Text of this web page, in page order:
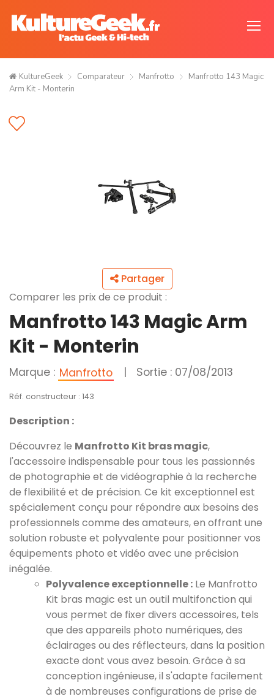
KultureGeek Comparateur Manfrotto
Manfrotto 143 Magic
Arm Kit - Monterin
Partager
Comparer les prix de ce produit :
Manfrotto 143 Magic Arm
Kit - Monterin
Marque : Manfrotto | Sortie : 07/08/2013
Réf. constructeur : 143
Description :
Découvrez le Manfrotto Kit bras magic,
l'accessoire indispensable pour tous les passionnés
de photographie et de vidéographie à la recherche
de flexibilité et de précision. Ce kit exceptionnel est
spécialement conçu pour répondre aux besoins des
professionnels comme des amateurs, en offrant une
solution robuste et polyvalente pour positionner vos
équipements photo et vidéo avec une précision
inégalée.
Polyvalence exceptionnelle : Le Manfrotto
Kit bras magic est un outil multifonction qui
vous permet de fixer divers accessoires, tels
que des appareils photo numériques, des
éclairages ou des réflecteurs, dans la position
exacte dont vous avez besoin. Grâce à sa
conception ingénieuse, il s'adapte facilement
à de nombreuses configurations de prise de